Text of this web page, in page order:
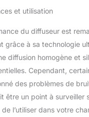
360° qui
molécules
d'huile
résultat est
alternative
beaucoup
anciens
de chaleur
et utilisation
du diffuseur est
grâce à sa technologie
diffusion homogène et
Cependant,
des problèmes de
être un point à surveiller
l’utiliser dans votre